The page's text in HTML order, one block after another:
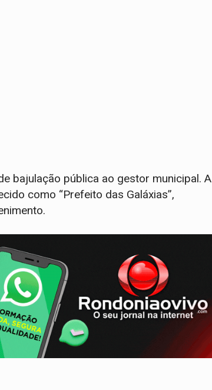
bajulação pública ao gestor municipal. A
como “Prefeito das Galáxias”,